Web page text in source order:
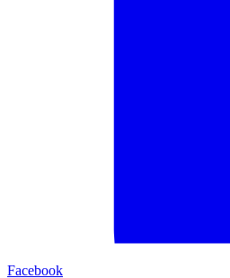
Facebook